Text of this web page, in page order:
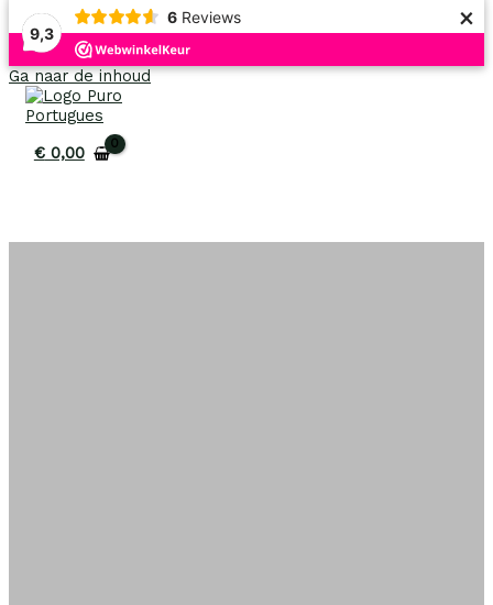
9,3
6 Reviews ×
Ga naar de inhoud
€0,00